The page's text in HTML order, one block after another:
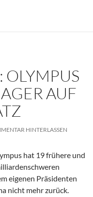
OLYMPUS
AUF
HINTERLASSEN
hat 19 frühere und
eigenen Präsidenten
nicht mehr zurück.